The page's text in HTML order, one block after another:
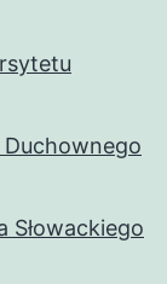
Słowackiego